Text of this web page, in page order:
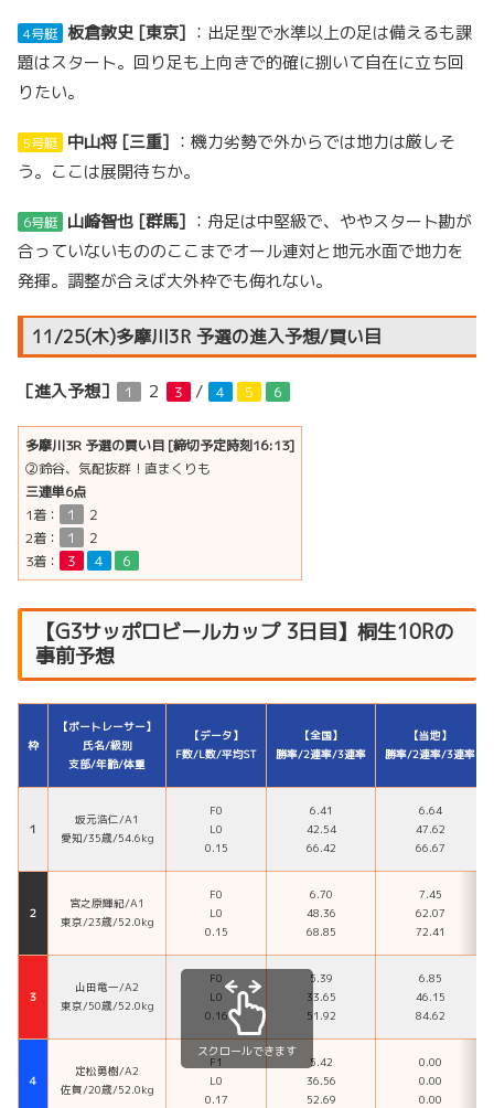
4号艇 板倉敦史 [東京] ：出足型で水準以上の足は備えるも課
題はスタート。回り足も上向きで的確に捌いて自在に立ち回
りたい。
5号艇 中山将 [三重] ：機力劣勢で外からでは地力は厳しそ
う。ここは展開待ちか。
6号艇 山崎智也 [群馬] ：舟足は中堅級で、ややスタート勘が
合っていないもののここまでオール連対と地元水面で地力を
発揮。調整が合えば大外枠でも侮れない。
11/25(木)多摩川3R 予選の進入予想/買い目
［進入予想］ １ ２ ３ / ４ ５ ６
多摩川3R 予選の買い目 [締切予定時刻16:13]
②鈴谷、気配抜群！直まくりも
三連単6点
1着：
１
２
2着：
１
２
3着：
３ ４ ６
【G3サッポロビールカップ 3日目】桐生10Rの
事前予想
枠
【ボートレーサー】
氏名/級別
支部/年齢/体重
【データ】
F数/L数/平均ST
【全国】
勝率/2連率/3連率
【当地】
勝率/2連率/3連率
１
坂元浩仁/A1
愛知/35歳/54.6kg
F0
L0
0.15
6.41
42.54
66.42
6.64
47.62
66.67
２
宮之原輝紀/A1
東京/23歳/52.0kg
F0
L0
0.15
6.70
48.36
68.85
7.45
62.07
72.41
３
山田竜一/A2
東京/50歳/52.0kg
F0
L0
0.16
5.39
33.65
51.92
6.85
46.15
84.62
４
定松勇樹/A2
佐賀/20歳/52.0kg
F1
L0
0.17
5.42
36.56
52.69
0.00
0.00
0.00
スクロールできます